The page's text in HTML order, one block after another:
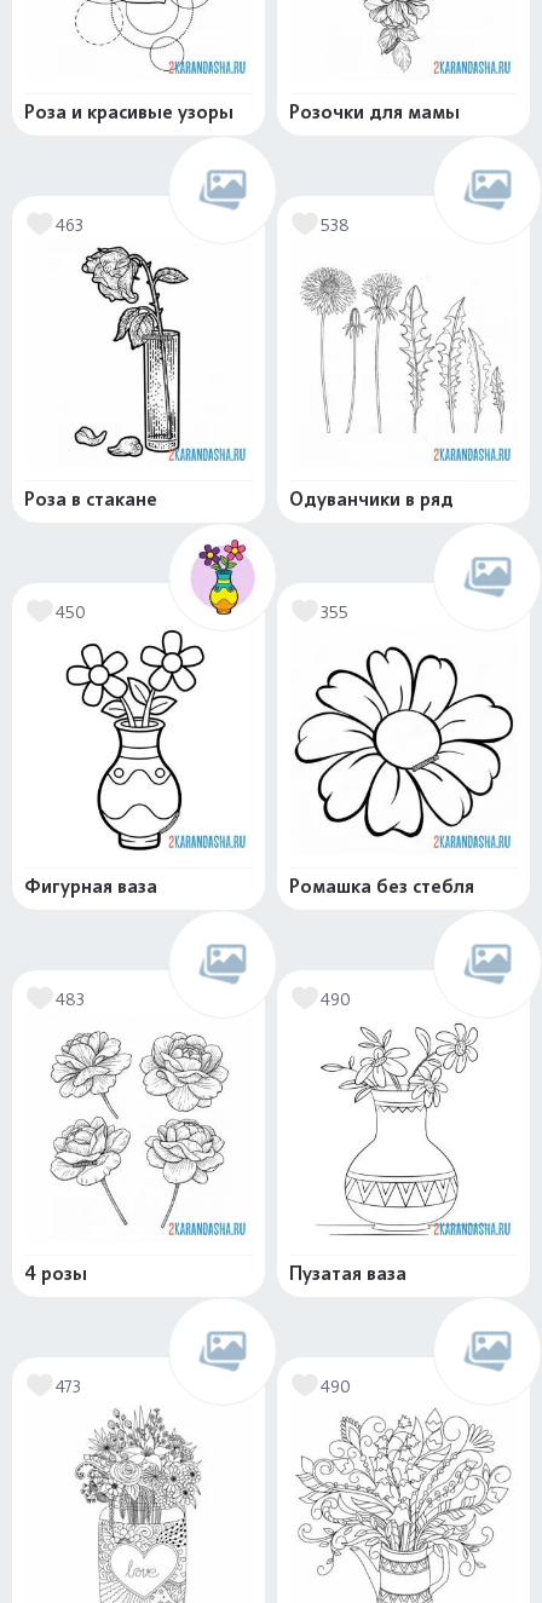
Роза и красивые узоры Розочки для мамы
463
Роза в стакане
538
Одуванчики в ряд
450
Фигурная ваза
355
Ромашка без стебля
483
4 розы
490
Пузатая ваза
473 490